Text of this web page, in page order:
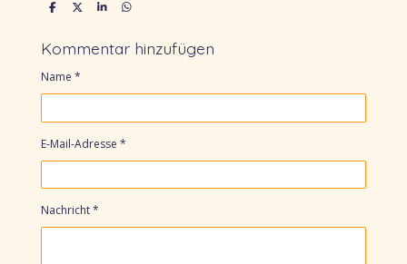
T
e
T
l
e
T
l
e
T
l
e
Kommentar hinzufügen
Name *
E-Mail-Adresse *
Nachricht *